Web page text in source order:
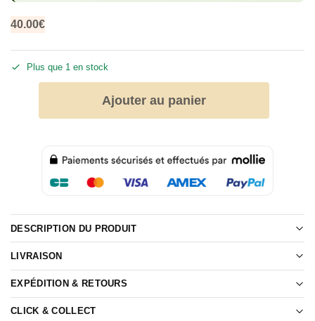
40.00€
Plus que 1 en stock
Ajouter au panier
DESCRIPTION DU PRODUIT
LIVRAISON
EXPÉDITION & RETOURS
CLICK & COLLECT